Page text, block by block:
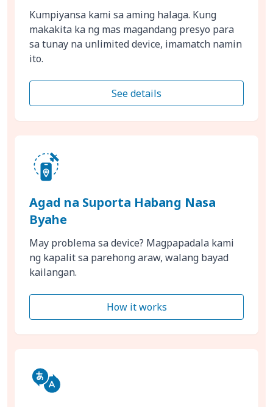
Kumpiyansa kami sa aming halaga. Kung
makakita ka ng mas magandang presyo para
sa tunay na unlimited device, imamatch namin
ito.
See details
Agad na Suporta Habang Nasa
Byahe
May problema sa device? Magpapadala kami
ng kapalit sa parehong araw, walang bayad
kailangan.
How it works